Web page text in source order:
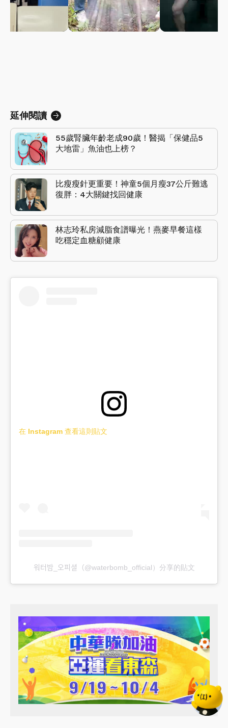
延伸閱讀
55歲腎臟年齡老成90歲！醫揭「保健品5
大地雷」魚油也上榜？
比瘦瘦針更重要！神童5個月瘦37公斤難逃
復胖：4大關鍵找回健康
林志玲私房減脂食譜曝光！燕麥早餐這樣
吃穩定血糖顧健康
在 Instagram 查看這則貼文
워터밤_오피셜（@waterbomb_official）分享的貼文